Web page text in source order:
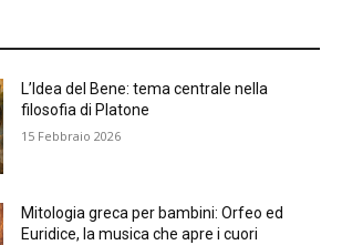
L’Idea del Bene: tema centrale nella
filosofia di Platone
15 Febbraio 2026
Mitologia greca per bambini: Orfeo ed
Euridice, la musica che apre i cuori